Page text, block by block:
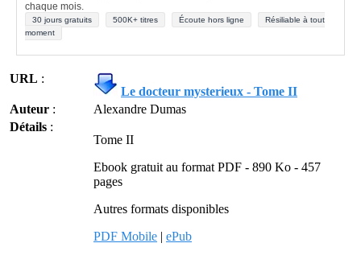
chaque mois.
30 jours gratuits 500K+ titres Écoute hors ligne
Résiliable à tout
moment
URL :
Le docteur mysterieux - Tome II
Auteur :
Alexandre Dumas
Détails :
Tome II
Ebook gratuit au format PDF - 890 Ko - 457
pages
Autres formats disponibles
PDF Mobile | ePub